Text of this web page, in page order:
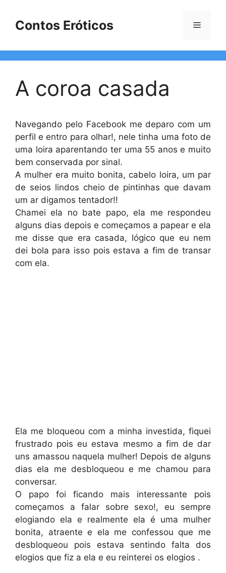
Contos Eróticos Menu
A coroa casada
Navegando pelo Facebook me deparo com um
perfil e entro para olhar!, nele tinha uma foto de
uma loira aparentando ter uma 55 anos e muito
bem conservada por sinal.
A mulher era muito bonita, cabelo loira, um par
de seios lindos cheio de pintinhas que davam
um ar digamos tentador!!
Chamei ela no bate papo, ela me respondeu
alguns dias depois e começamos a papear e ela
me disse que era casada, lógico que eu nem
dei bola para isso pois estava a fim de transar
com ela.
Ela me bloqueou com a minha investida, fiquei
frustrado pois eu estava mesmo a fim de dar
uns amassou naquela mulher! Depois de alguns
dias ela me desbloqueou e me chamou para
conversar.
O papo foi ficando mais interessante pois
começamos a falar sobre sexo!, eu sempre
elogiando ela e realmente ela é uma mulher
bonita, atraente e ela me confessou que me
desbloqueou pois estava sentindo falta dos
elogios que fiz a ela e eu reinterei os elogios .